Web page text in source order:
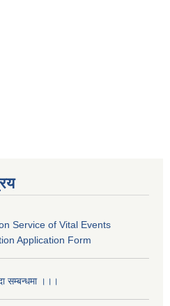
Service of Vital Events
Application Form
सम्बन्धमा ।।।